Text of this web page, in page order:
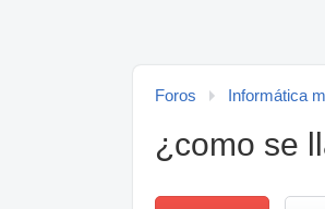
Foros Informática
¿como se